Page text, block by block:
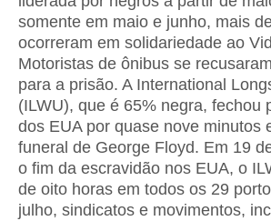
somente em maio e junho, mais
ocorreram em solidariedade ao
Motoristas de ônibus se
para a prisão. A International
(ILWU), que é 65% negra, fechou
dos EUA por quase nove minutos
funeral de George Floyd. Em 19
o fim da escravidão nos EUA, o
de oito horas em todos os 29
julho, sindicatos e movimentos,